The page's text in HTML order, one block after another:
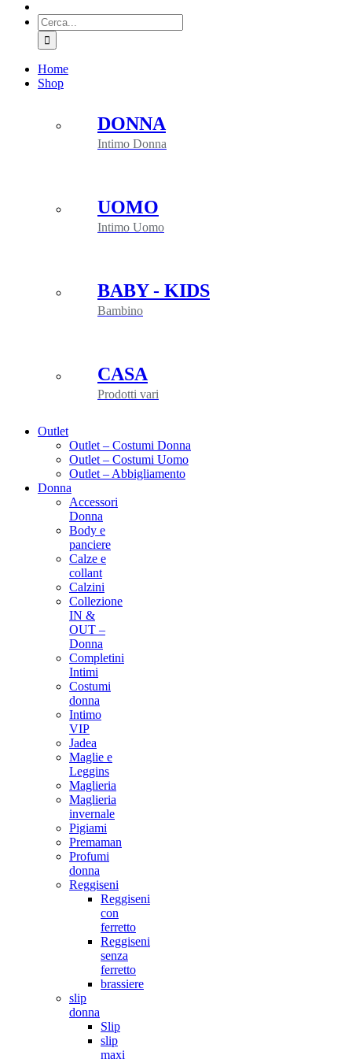
Cerca
per:
Home
Shop
DONNA
Intimo Donna
UOMO
Intimo Uomo
BABY - KIDS
Bambino
CASA
Prodotti vari
Outlet
Outlet – Costumi Donna
Outlet – Costumi Uomo
Outlet – Abbigliamento
Donna
Accessori
Donna
Body e
panciere
Calze e
collant
Calzini
Collezione
IN &
OUT –
Donna
Completini
Intimi
Costumi
donna
Intimo
VIP
Jadea
Maglie e
Leggins
Maglieria
Maglieria
invernale
Pigiami
Premaman
Profumi
donna
Reggiseni
Reggiseni
con
ferretto
Reggiseni
senza
ferretto
brassiere
slip
donna
Slip
slip
maxi